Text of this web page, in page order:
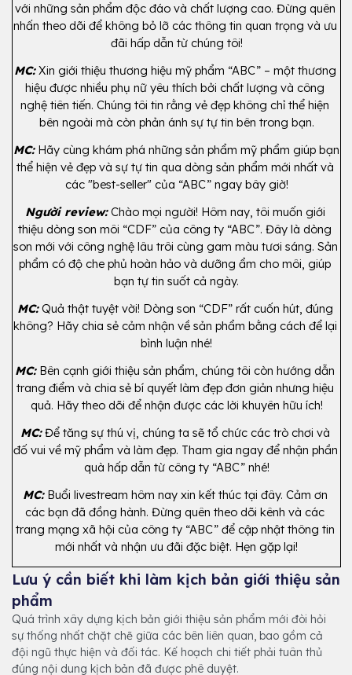
với những sản phẩm độc đáo và chất lượng cao. Đừng quên
nhấn theo dõi để không bỏ lỡ các thông tin quan trọng và ưu
đãi hấp dẫn từ chúng tôi!
MC: Xin giới thiệu thương hiệu mỹ phẩm “ABC” – một thương
hiệu được nhiều phụ nữ yêu thích bởi chất lượng và công
nghệ tiên tiến. Chúng tôi tin rằng vẻ đẹp không chỉ thể hiện
bên ngoài mà còn phản ánh sự tự tin bên trong bạn.
MC: Hãy cùng khám phá những sản phẩm mỹ phẩm giúp bạn
thể hiện vẻ đẹp và sự tự tin qua dòng sản phẩm mới nhất và
các "best-seller" của “ABC” ngay bây giờ!
Người review: Chào mọi người! Hôm nay, tôi muốn giới
thiệu dòng son môi “CDF” của công ty “ABC”. Đây là dòng
son mới với công nghệ lâu trôi cùng gam màu tươi sáng. Sản
phẩm có độ che phủ hoàn hảo và dưỡng ẩm cho môi, giúp
bạn tự tin suốt cả ngày.
MC: Quả thật tuyệt vời! Dòng son “CDF” rất cuốn hút, đúng
không? Hãy chia sẻ cảm nhận về sản phẩm bằng cách để lại
bình luận nhé!
MC: Bên cạnh giới thiệu sản phẩm, chúng tôi còn hướng dẫn
trang điểm và chia sẻ bí quyết làm đẹp đơn giản nhưng hiệu
quả. Hãy theo dõi để nhận được các lời khuyên hữu ích!
MC: Để tăng sự thú vị, chúng ta sẽ tổ chức các trò chơi và
đố vui về mỹ phẩm và làm đẹp. Tham gia ngay để nhận phần
quà hấp dẫn từ công ty “ABC” nhé!
MC: Buổi livestream hôm nay xin kết thúc tại đây. Cảm ơn
các bạn đã đồng hành. Đừng quên theo dõi kênh và các
trang mạng xã hội của công ty “ABC” để cập nhật thông tin
mới nhất và nhận ưu đãi đặc biệt. Hẹn gặp lại!
Lưu ý cần biết khi làm kịch bản giới thiệu sản
phẩm
Quá trình xây dựng kịch bản giới thiệu sản phẩm mới đòi hỏi
sự thống nhất chặt chẽ giữa các bên liên quan, bao gồm cả
đội ngũ thực hiện và đối tác. Kế hoạch chi tiết phải tuân thủ
đúng nội dung kịch bản đã được phê duyệt.